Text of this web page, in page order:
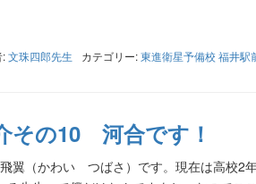
:文珠四郎先生 カテゴリー:東進衛星予備校 福井駅
その10 河合です！
翼（かわい つばさ）です。現在は高校2